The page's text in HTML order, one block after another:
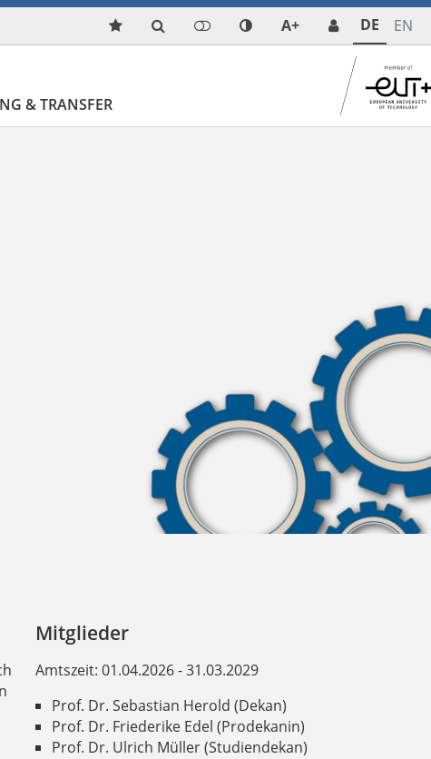
A+ DE EN
& TRANSFER
Mitglieder
Amtszeit: 01.04.2026 - 31.03.2029
Prof. Dr. Sebastian Herold (Dekan)
Prof. Dr. Friederike Edel (Prodekanin)
Prof. Dr. Ulrich Müller (Studiendekan)